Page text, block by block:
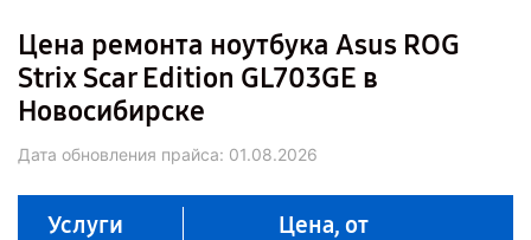
Цена ремонта ноутбука Asus ROG
Strix Scar Edition GL703GE в
Новосибирске
Дата обновления прайса: 01.08.2026
Услуги Цена, от